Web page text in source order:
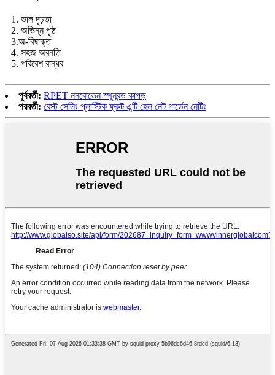
1. ভাল দৃঢ়তা
2. অভিন্ন পৃষ্ঠ
3.অ-বিষাক্ত
4. সহজ অবনতি
5. পরিবেশ বান্ধব
পূর্ববর্তী: RPET ননবোভেন স্পুনবন্ড কাপড়
পরবর্তী: বেস্ট সেলিং প্লাস্টিক ফ্রুট এন্টি হেল নেট গার্ডেন নেটিং